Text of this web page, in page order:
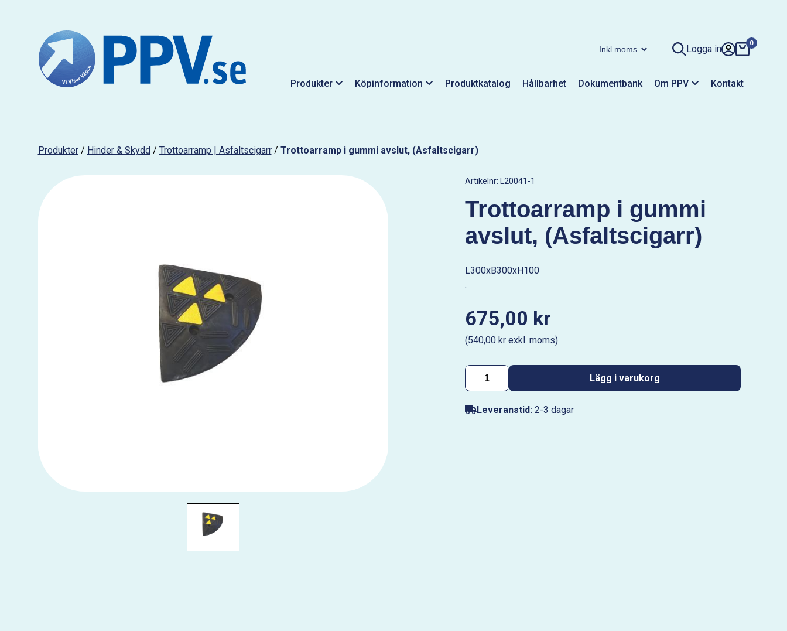
Logga in
0
Produkter Köpinformation Produktkatalog Hållbarhet Dokumentbank Om PPV Kontakt
Produkter/ Hinder & Skydd/ Trottoarramp | Asfaltscigarr/ Trottoarramp i gummi avslut, (Asfaltscigarr)
Artikelnr: L20041-1
Trottoarramp i gummi
avslut, (Asfaltscigarr)
L300xB300xH100
.
675,00 kr
(540,00 kr exkl. moms)
Lägg i varukorg
Leveranstid: 2-3 dagar